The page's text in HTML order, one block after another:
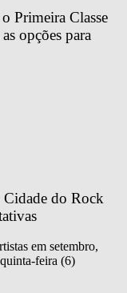
Primeira Classe
opções para
do Rock
em setembro,
feira (6)